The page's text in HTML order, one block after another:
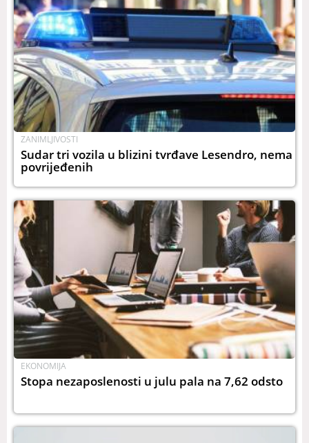
ZANIMLJIVOSTI
Sudar tri vozila u blizini tvrđave Lesendro, nema
povrijeđenih
EKONOMIJA
Stopa nezaposlenosti u julu pala na 7,62 odsto